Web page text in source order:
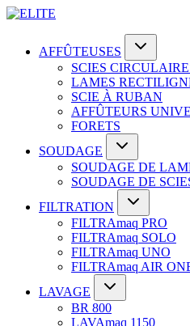
AFFÛTEUSES
SCIES
LAMES
SCIE À RUBAN
AFFÛTEURS
FORETS
SOUDAGE
SOUDAGE DE
SOUDAGE DE
FILTRATION
FILTRAmaq PRO
FILTRAmaq SOLO
FILTRAmaq UNO
FILTRAmaq AIR
LAVAGE
BR 800
LAVAmaq 1150